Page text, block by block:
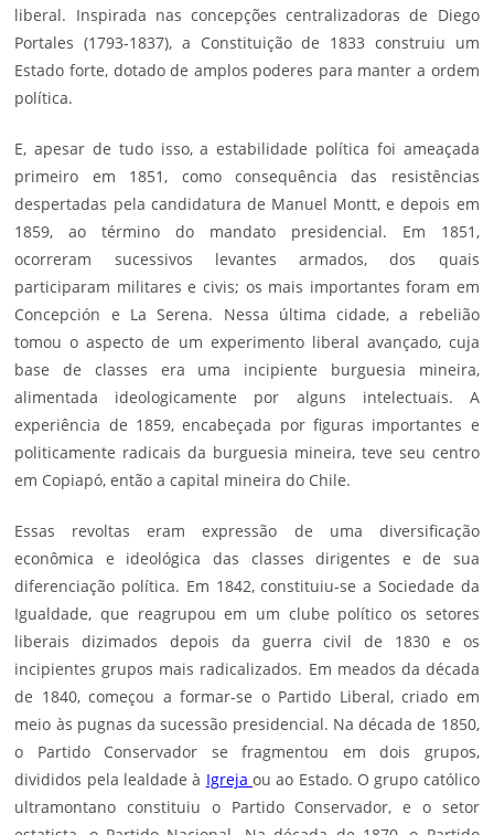
liberal. Inspirada nas concepções centralizadoras de Diego
Portales (1793-1837), a Constituição de 1833 construiu um
Estado forte, dotado de amplos poderes para manter a ordem
política.
E, apesar de tudo isso, a estabilidade política foi ameaçada
primeiro em 1851, como consequência das resistências
despertadas pela candidatura de Manuel Montt, e depois em
1859, ao término do mandato presidencial. Em 1851,
ocorreram sucessivos levantes armados, dos quais
participaram militares e civis; os mais importantes foram em
Concepción e La Serena. Nessa última cidade, a rebelião
tomou o aspecto de um experimento liberal avançado, cuja
base de classes era uma incipiente burguesia mineira,
alimentada ideologicamente por alguns intelectuais. A
experiência de 1859, encabeçada por figuras importantes e
politicamente radicais da burguesia mineira, teve seu centro
em Copiapó, então a capital mineira do Chile.
Essas revoltas eram expressão de uma diversificação
econômica e ideológica das classes dirigentes e de sua
diferenciação política. Em 1842, constituiu-se a Sociedade da
Igualdade, que reagrupou em um clube político os setores
liberais dizimados depois da guerra civil de 1830 e os
incipientes grupos mais radicalizados. Em meados da década
de 1840, começou a formar-se o Partido Liberal, criado em
meio às pugnas da sucessão presidencial. Na década de 1850,
o Partido Conservador se fragmentou em dois grupos,
divididos pela lealdade à Igreja ou ao Estado. O grupo católico
ultramontano constituiu o Partido Conservador, e o setor